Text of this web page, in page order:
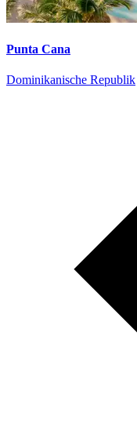
Punta Cana
Dominikanische Republik